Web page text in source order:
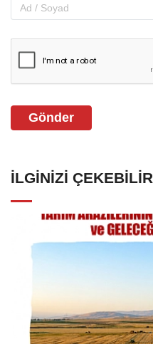
Gönder
İLGINIZI ÇEKEBILIR